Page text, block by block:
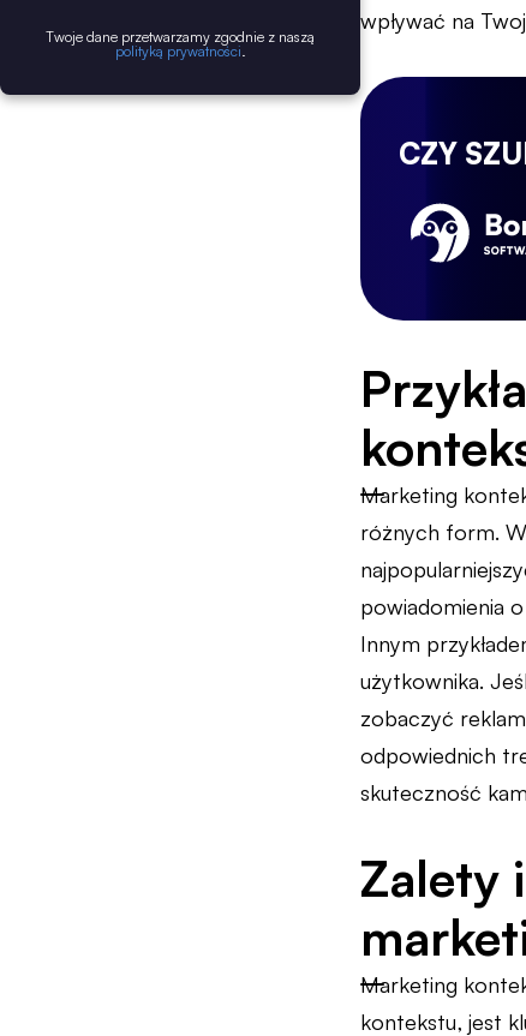
Twoje dane przetwarzamy zgodnie z naszą
polityką prywatności
wpływać na
CZY
Marketing
różnych form.
powiadomienia
Innym
użytkownika.
zobaczyć
odpowiednich
skuteczność
Zalety
Marketing
kontekstu, jest